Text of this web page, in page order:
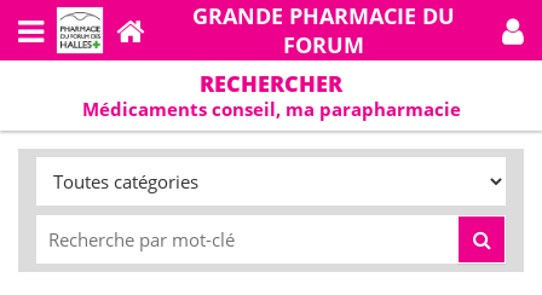
GRANDE PHARMACIE DU
FORUM
RECHERCHER
Médicaments conseil, ma parapharmacie